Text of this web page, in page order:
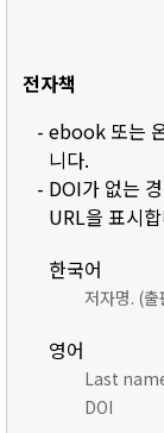
전자책
- ebook 또는
니다.
- DOI가 없는
URL을 표시
한국어
저자명. (
영어
Last
DOI